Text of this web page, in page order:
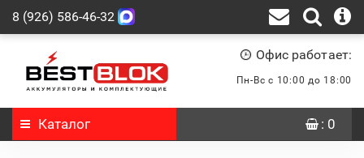
8 (926) 586-46-32
Офис работает:
Пн-Вс с 10:00 до 18:00
Каталог : 0